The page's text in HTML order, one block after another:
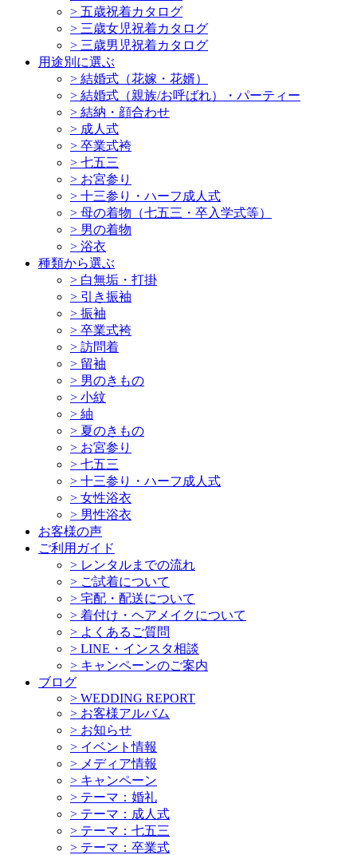
> 五歳祝着カタログ
> 三歳女児祝着カタログ
> 三歳男児祝着カタログ
用途別に選ぶ
> 結婚式（花嫁・花婿）
> 結婚式（親族/お呼ばれ）・パーティー
> 結納・顔合わせ
> 成人式
> 卒業式袴
> 七五三
> お宮参り
> 十三参り・ハーフ成人式
> 母の着物（七五三・卒入学式等）
> 男の着物
> 浴衣
種類から選ぶ
> 白無垢・打掛
> 引き振袖
> 振袖
> 卒業式袴
> 訪問着
> 留袖
> 男のきもの
> 小紋
> 紬
> 夏のきもの
> お宮参り
> 七五三
> 十三参り・ハーフ成人式
> 女性浴衣
> 男性浴衣
お客様の声
ご利用ガイド
> レンタルまでの流れ
> ご試着について
> 宅配・配送について
> 着付け・ヘアメイクについて
> よくあるご質問
> LINE・インスタ相談
> キャンペーンのご案内
ブログ
> WEDDING REPORT
> お客様アルバム
> お知らせ
> イベント情報
> メディア情報
> キャンペーン
> テーマ：婚礼
> テーマ：成人式
> テーマ：七五三
> テーマ：卒業式